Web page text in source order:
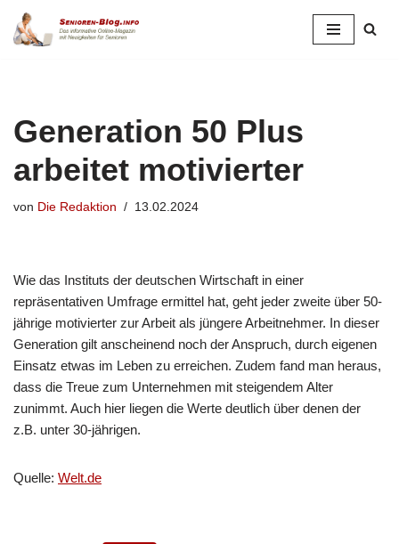
Zum
Generation 50 Plus
arbeitet motivierter
von Die Redaktion 13.02.2024
Wie das Instituts der deutschen Wirtschaft in einer
repräsentativen Umfrage ermittel hat, geht jeder zweite über 50-
jährige motivierter zur Arbeit als jüngere Arbeitnehmer. In dieser
Generation gilt anscheinend noch der Anspruch, durch eigenen
Einsatz etwas im Leben zu erreichen. Zudem fand man heraus,
dass die Treue zum Unternehmen mit steigendem Alter
zunimmt. Auch hier liegen die Werte deutlich über denen der
z.B. unter 30-jährigen.
Quelle: Welt.de